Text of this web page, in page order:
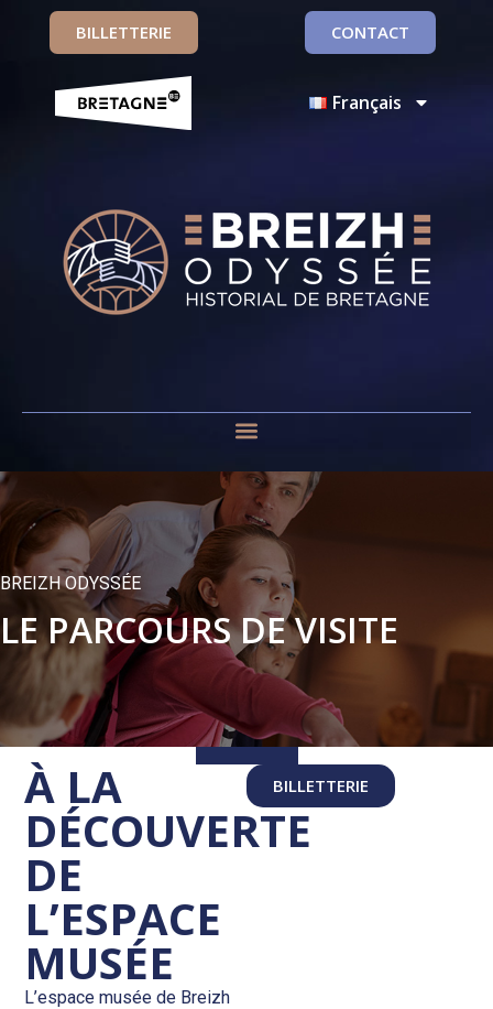
BILLETTERIE CONTACT
Français
BREIZH ODYSSÉE
LE PARCOURS DE VISITE
À LA
DÉCOUVERTE
DE
L’ESPACE
MUSÉE
L’espace musée de Breizh
BILLETTERIE